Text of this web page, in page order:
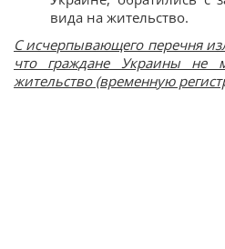
вида на жительство.
С исчерпывающего перечня
что граждане Украины не
жительство (временную